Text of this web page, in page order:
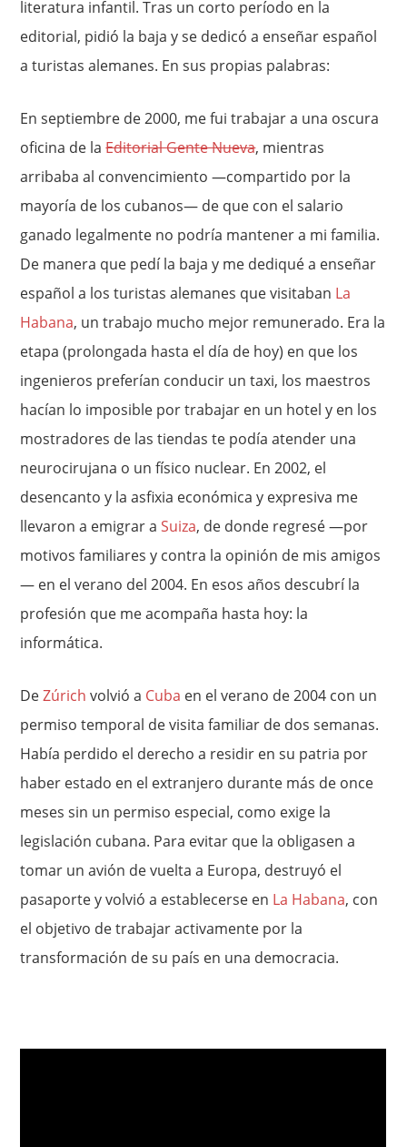
literatura infantil. Tras un corto período en la
editorial, pidió la baja y se dedicó a enseñar español
a turistas alemanes. En sus propias palabras:
En septiembre de 2000, me fui trabajar a una oscura
oficina de laEditorial Gente Nueva, mientras
arribaba al convencimiento —compartido por la
mayoría de los cubanos— de que con el salario
ganado legalmente no podría mantener a mi familia.
De manera que pedí la baja y me dediqué a enseñar
español a los turistas alemanes que visitaban La
Habana, un trabajo mucho mejor remunerado. Era la
etapa (prolongada hasta el día de hoy) en que los
ingenieros preferían conducir un taxi, los maestros
hacían lo imposible por trabajar en un hotel y en los
mostradores de las tiendas te podía atender una
neurocirujana o un físico nuclear. En 2002, el
desencanto y la asfixia económica y expresiva me
llevaron a emigrar aSuiza, de donde regresé —por
motivos familiares y contra la opinión de mis amigos
— en el verano del 2004. En esos años descubrí la
profesión que me acompaña hasta hoy: la
informática.
DeZúrich volvió a Cuba en el verano de 2004 con un
permiso temporal de visita familiar de dos semanas.
Había perdido el derecho a residir en su patria por
haber estado en el extranjero durante más de once
meses sin un permiso especial, como exige la
legislación cubana. Para evitar que la obligasen a
tomar un avión de vuelta a Europa, destruyó el
pasaporte y volvió a establecerse en La Habana, con
el objetivo de trabajar activamente por la
transformación de su país en una democracia.